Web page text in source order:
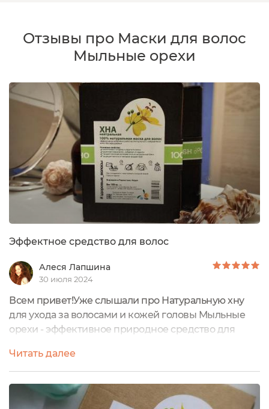
Отзывы про Маски для волос
Мыльные орехи
Эффектное средство для волос
Алеся Лапшина
30 июля 2024
Всем привет!Уже слышали про Натуральную хну
для ухода за волосами и кожей головы Мыльные
орехи - эффективное природное средство для
УпаковкаХна нейтральная упакована в прозрачный
пластиковый пакетик с ЗИП-застёжкой.
Дополнительной упаковкой служит чёрный
картонный пенал. Имеется дополнительная лента
Читать далее